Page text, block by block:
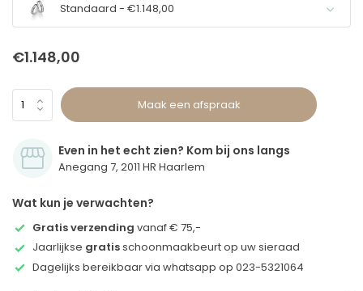
Standaard - €1.148,00
€1.148,00
Maak een afspraak
Even in het echt zien? Kom bij ons langs
Anegang 7, 2011 HR Haarlem
Wat kun je verwachten?
Gratis verzending vanaf € 75,-
Jaarlijkse gratisschoonmaakbeurt op uw sieraad
Dagelijks bereikbaar via whatsapp op 023-5321064